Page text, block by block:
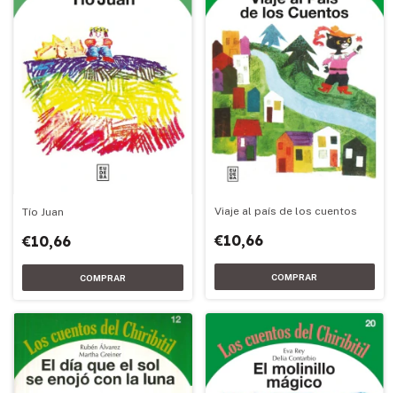
Tío Juan
€10,66
Viaje al país de los cuentos
€10,66